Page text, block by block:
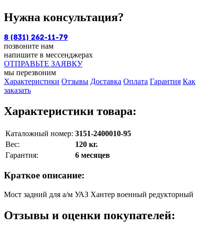
Нужна консультация?
8 (831) 262-11-79
позвоните нам
напишите в мессенджерах
ОТПРАВЬТЕ ЗАЯВКУ
мы перезвоним
Характеристики Отзывы Доставка Оплата Гарантия Как
заказать
Характеристики товара:
Каталожный номер: 3151-2400010-95
Вес:
120 кг.
Гарантия:
6 месяцев
Краткое описание:
Мост задний для а/м УАЗ Хантер военный редукторный
Отзывы и оценки покупателей: